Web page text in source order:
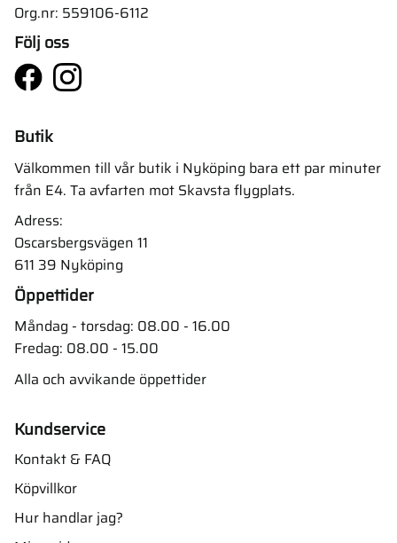
Org.nr: 559106-6112
Följ oss
Butik
Välkommen till vår butik i Nyköping bara ett par minuter
från E4. Ta avfarten mot Skavsta flygplats.
Adress:
Oscarsbergsvägen 11
611 39 Nyköping
Öppettider
Måndag - torsdag: 08.00 - 16.00
Fredag: 08.00 - 15.00
Alla och avvikande öppettider
Kundservice
Kontakt & FAQ
Köpvillkor
Hur handlar jag?